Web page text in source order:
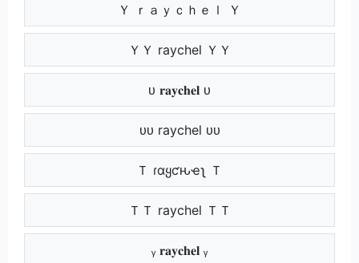
Ｙ ｒａｙｃｈｅｌ Ｙ
ＹＹ raychel ＹＹ
ᴜ 𝐫𝐚𝐲𝐜𝐡𝐞𝐥 ᴜ
ᴜᴜ raychel ᴜᴜ
Ｔ ɾαყƈԋҽʅ Ｔ
ＴＴ raychel ＴＴ
ᵧ 𝐫𝐚𝐲𝐜𝐡𝐞𝐥 ᵧ